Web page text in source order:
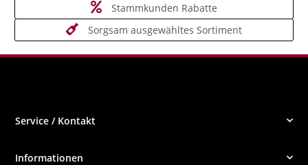
Stammkunden Rabatte
Sorgsam ausgewähltes Sortiment
Service / Kontakt
Informationen